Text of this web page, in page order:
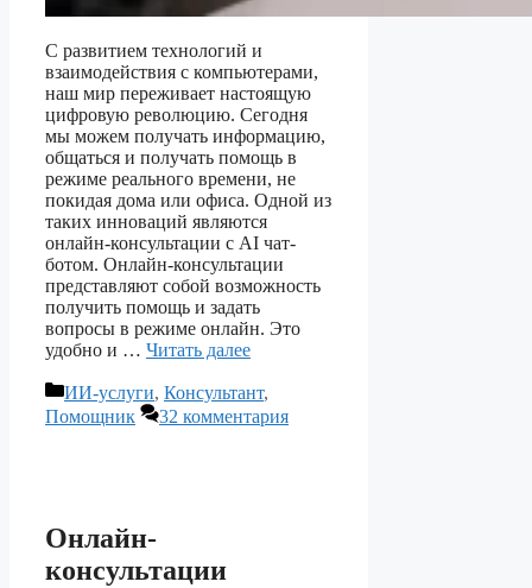
С развитием технологий и
взаимодействия с компьютерами,
наш мир переживает настоящую
цифровую революцию. Сегодня
мы можем получать информацию,
общаться и получать помощь в
режиме реального времени, не
покидая дома или офиса. Одной из
таких инноваций являются
онлайн-консультации с AI чат-
ботом. Онлайн-консультации
представляют собой возможность
получить помощь и задать
вопросы в режиме онлайн. Это
удобно и … Читать далее
Рубрики
ИИ-услуги, Консультант,
Помощник
32 комментария
Онлайн-
консультации